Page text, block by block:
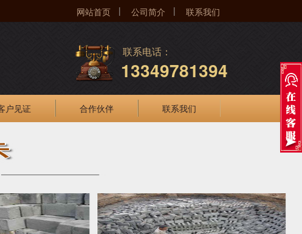
网站首页 | 公司简介 |
联系我们
联系电话：
13349781394
户见证 合作伙伴 联系我们